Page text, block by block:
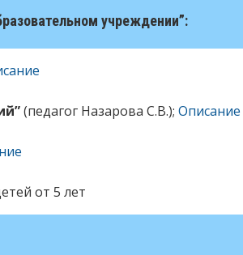
учреждении”:
(педагог Назарова С.В.); Описание
от 5 лет